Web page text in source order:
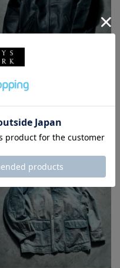
NEW
ELLM ホースレザーブルゾン
¥165,000